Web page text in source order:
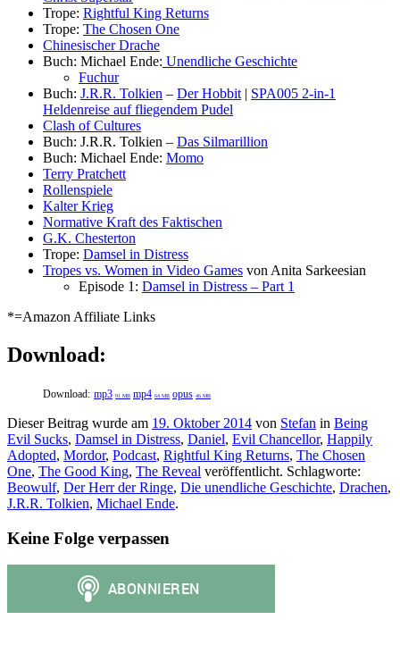
Trope: Rightful King Returns
Trope: The Chosen One
Chinesischer Drache
Buch: Michael Ende: Unendliche Geschichte
Fuchur
Buch: J.R.R. Tolkien – Der Hobbit | SPA005 2-in-1
Heldenreise auf fliegendem Pudel
Clash of Cultures
Buch: J.R.R. Tolkien – Das Silmarillion
Buch: Michael Ende: Momo
Terry Pratchett
Rollenspiele
Kalter Krieg
Normative Kraft des Faktischen
G.K. Chesterton
Trope: Damsel in Distress
Tropes vs. Women in Video Games von Anita Sarkeesian
Episode 1: Damsel in Distress – Part 1
*=Amazon Affiliate Links
Download:
Download: mp3 91 MB mp4 64 MB opus 46 MB
Dieser Beitrag wurde am 19. Oktober 2014 von Stefan in Being
Evil Sucks, Damsel in Distress, Daniel, Evil Chancellor, Happily
Adopted, Mordor, Podcast, Rightful King Returns, The Chosen
One, The Good King, The Reveal veröffentlicht. Schlagworte:
Beowulf, Der Herr der Ringe, Die unendliche Geschichte, Drachen,
J.R.R. Tolkien, Michael Ende.
Keine Folge verpassen